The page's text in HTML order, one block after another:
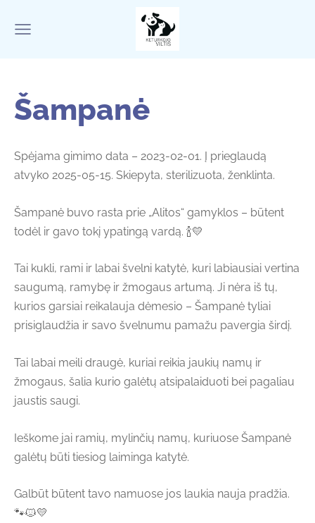
Šampanė
Spėjama gimimo data – 2023-02-01. Į prieglaudą
atvyko 2025-05-15. Skiepyta, sterilizuota, ženklinta.
Šampanė buvo rasta prie „Alitos“ gamyklos – būtent
todėl ir gavo tokį ypatingą vardą. 🍾💛
Tai kukli, rami ir labai švelni katytė, kuri labiausiai vertina
saugumą, ramybę ir žmogaus artumą. Ji nėra iš tų,
kurios garsiai reikalauja dėmesio – Šampanė tyliai
prisiglaudžia ir savo švelnumu pamažu pavergia širdį.
Tai labai meili draugė, kuriai reikia jaukių namų ir
žmogaus, šalia kurio galėtų atsipalaiduoti bei pagaliau
jaustis saugi.
Ieškome jai ramių, mylinčių namų, kuriuose Šampanė
galėtų būti tiesiog laiminga katytė.
Galbūt būtent tavo namuose jos laukia nauja pradžia.
🐾🐱💛